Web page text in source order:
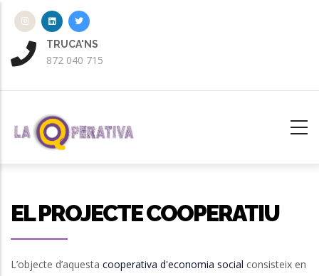
content
TRUCA'NS
872 040 715
EL PROJECTE COOPERATIU
L’objecte d’aquesta cooperativa d'economia social consisteix en